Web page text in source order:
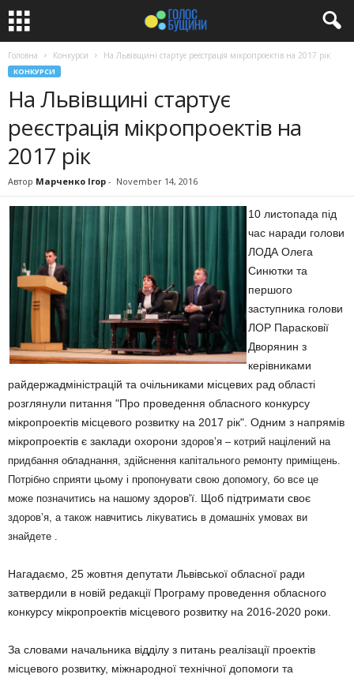
Головна Конкурси На Львівщині стартує реєстрація мікропроектів на 2017 рік
КОНКУРСИ
На Львівщині стартує
реєстрація мікропроектів на
2017 рік
Автор Марченко Ігор - November 14, 2016
10 листопада під
час наради голови
ЛОДА Олега
Синютки та
першого
заступника голови
ЛОР Парасковії
Дворянин з
керівниками
райдержадміністрацій та очільниками місцевих рад області
розглянули питання "Про проведення обласного конкурсу
мікропроектів місцевого розвитку на 2017 рік". Одним з напрямів
мікропроектів є заклади охорони здоров’я – котрий націлений на
придбання обладнання, здійснення капітального ремонту приміщень.
Потрібно сприяти цьому і пропонувати свою допомогу, бо все це
може позначитись на нашому здоров'ї. Щоб підтримати своє
здоров’я, а також навчитись лікуватись в домашніх умовах ви
знайдете .
Нагадаємо, 25 жовтня депутати Львівської обласної ради
затвердили в новій редакції Програму проведення обласного
конкурсу мікропроектів місцевого розвитку на 2016-2020 роки.
За словами начальника відділу з питань реалізації проектів
місцевого розвитку, міжнародної технічної допомоги та